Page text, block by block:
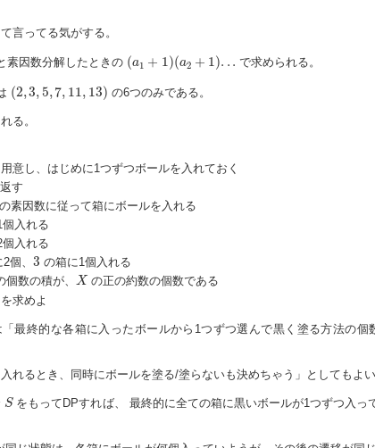
言ってる気がする。
素因数分解したときの (a1 + 1)(a2 + 1). . .
(a +1 )( a2 ) .. で求められる。
(2,3,5,7, 11, 13)
(2, 3, 5,7 ,11, 13 ) の6つのみである。
る。
意し、はじめに1つずつボールを入れておく
す
素因数に従って箱にボールを入れる
入れる
入れる
個、 3
3 の箱に1個入れる
数の積が、
X
X の正の約数の個数である
求めよ
最終的な各箱に入ったボールから1つずつ選んで黒く塗る方法の個
れるとき、同時にボールを塗る/塗らないも決めちゃう」としてもよい
S
SをもってDPすれば、 最終的に全ての箱に黒いボールが1つずつ入っ